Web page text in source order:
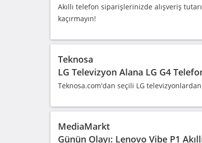
Akıllı telefon siparişlerinizde alışveriş
kaçırmayın!
Teknosa
LG Televizyon Alana LG G4
Teknosa.com'dan seçili LG
MediaMarkt
Günün Olayı: Lenovo Vibe P1